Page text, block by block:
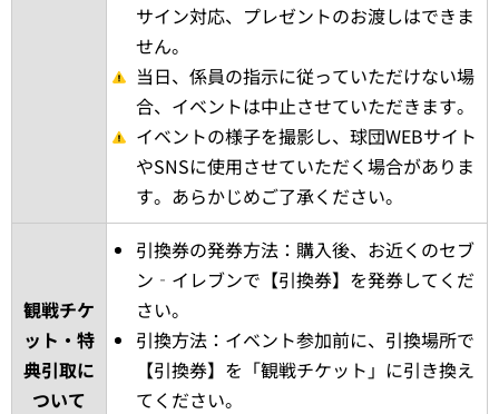
サイン対応、プレゼントのお渡しはできま
せん。
当日、係員の指示に従っていただけない場
合、イベントは中止させていただきます。
イベントの様子を撮影し、球団WEBサイト
やSNSに使用させていただく場合がありま
す。あらかじめご了承ください。
観戦チケ
ット・特
典引取に
ついて
引換券の発券方法：購入後、お近くのセブ
ン‐イレブンで【引換券】を発券してくだ
さい。
引換方法：イベント参加前に、引換場所で
【引換券】を「観戦チケット」に引き換え
てください。